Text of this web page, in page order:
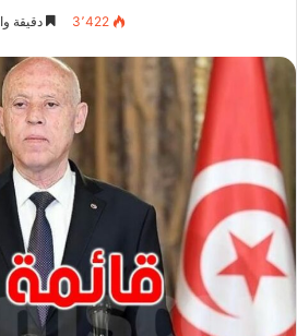
3٬422 دقيقة